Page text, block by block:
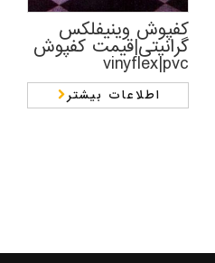
کفپوش وینیفلکس
گرانیتی|قیمت کفپوش
vinyflex|pvc
اطلاعات بیشتر